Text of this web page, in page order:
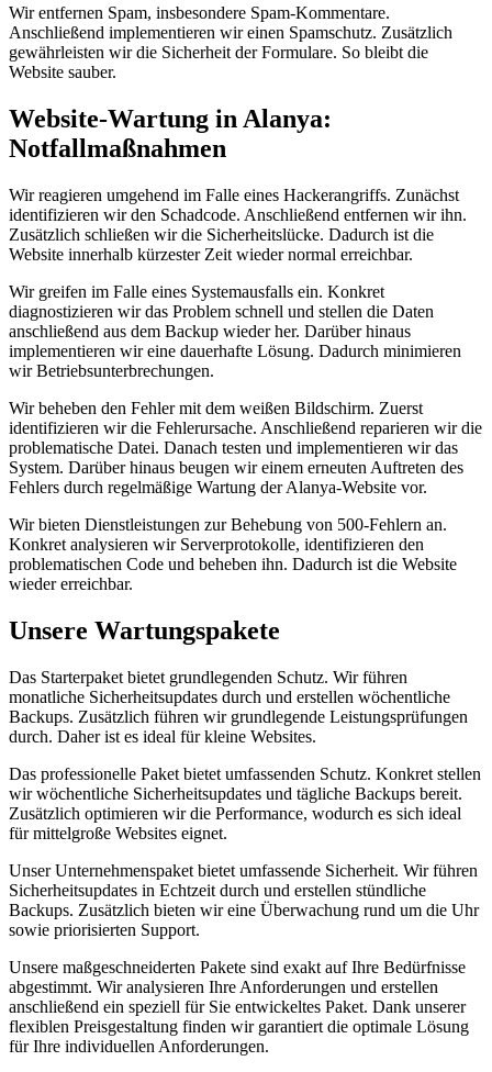
Wir entfernen Spam, insbesondere Spam-Kommentare.
Anschließend implementieren wir einen Spamschutz. Zusätzlich
gewährleisten wir die Sicherheit der Formulare. So bleibt die
Website sauber.
Website-Wartung in Alanya:
Notfallmaßnahmen
Wir reagieren umgehend im Falle eines Hackerangriffs. Zunächst
identifizieren wir den Schadcode. Anschließend entfernen wir ihn.
Zusätzlich schließen wir die Sicherheitslücke. Dadurch ist die
Website innerhalb kürzester Zeit wieder normal erreichbar.
Wir greifen im Falle eines Systemausfalls ein. Konkret
diagnostizieren wir das Problem schnell und stellen die Daten
anschließend aus dem Backup wieder her. Darüber hinaus
implementieren wir eine dauerhafte Lösung. Dadurch minimieren
wir Betriebsunterbrechungen.
Wir beheben den Fehler mit dem weißen Bildschirm. Zuerst
identifizieren wir die Fehlerursache. Anschließend reparieren wir die
problematische Datei. Danach testen und implementieren wir das
System. Darüber hinaus beugen wir einem erneuten Auftreten des
Fehlers durch regelmäßige Wartung der Alanya-Website vor.
Wir bieten Dienstleistungen zur Behebung von 500-Fehlern an.
Konkret analysieren wir Serverprotokolle, identifizieren den
problematischen Code und beheben ihn. Dadurch ist die Website
wieder erreichbar.
Unsere Wartungspakete
Das Starterpaket bietet grundlegenden Schutz. Wir führen
monatliche Sicherheitsupdates durch und erstellen wöchentliche
Backups. Zusätzlich führen wir grundlegende Leistungsprüfungen
durch. Daher ist es ideal für kleine Websites.
Das professionelle Paket bietet umfassenden Schutz. Konkret stellen
wir wöchentliche Sicherheitsupdates und tägliche Backups bereit.
Zusätzlich optimieren wir die Performance, wodurch es sich ideal
für mittelgroße Websites eignet.
Unser Unternehmenspaket bietet umfassende Sicherheit. Wir führen
Sicherheitsupdates in Echtzeit durch und erstellen stündliche
Backups. Zusätzlich bieten wir eine Überwachung rund um die Uhr
sowie priorisierten Support.
Unsere maßgeschneiderten Pakete sind exakt auf Ihre Bedürfnisse
abgestimmt. Wir analysieren Ihre Anforderungen und erstellen
anschließend ein speziell für Sie entwickeltes Paket. Dank unserer
flexiblen Preisgestaltung finden wir garantiert die optimale Lösung
für Ihre individuellen Anforderungen.